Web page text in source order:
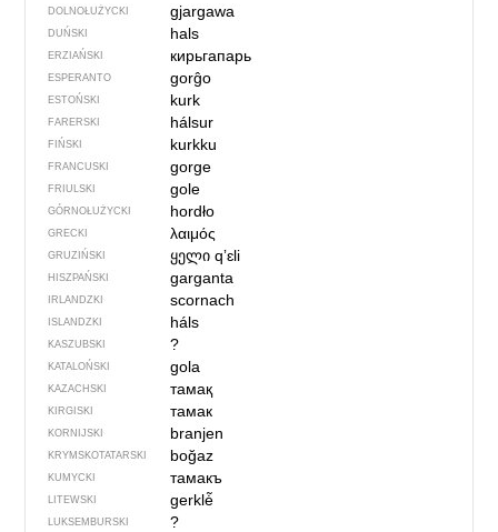
DOLNOŁUŻYCKI gjargawa
DUŃSKI hals
ERZIAŃSKI кирьгапарь
ESPERANTO gorĝo
ESTOŃSKI kurk
FARERSKI hálsur
FIŃSKI kurkku
FRANCUSKI gorge
FRIULSKI gole
GÓRNOŁUŻYCKI hordło
GRECKI λαιμός
GRUZIŃSKI ყელიqʼɛli
HISZPAŃSKI garganta
IRLANDZKI scornach
ISLANDZKI háls
KASZUBSKI ?
KATALOŃSKI gola
KAZACHSKI тамақ
KIRGISKI тамак
KORNIJSKI branjen
KRYMSKOTATARSKI boğaz
KUMYCKI тамакъ
LITEWSKI gerklė̃
LUKSEMBURSKI ?